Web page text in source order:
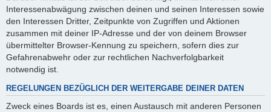
Interessenabwägung zwischen deinen und seinen Interessen sowie
den Interessen Dritter, Zeitpunkte von Zugriffen und Aktionen
zusammen mit deiner IP-Adresse und der von deinem Browser
übermittelter Browser-Kennung zu speichern, sofern dies zur
Gefahrenabwehr oder zur rechtlichen Nachverfolgbarkeit
notwendig ist.
REGELUNGEN BEZÜGLICH DER WEITERGABE DEINER DATEN
Zweck eines Boards ist es, einen Austausch mit anderen Personen